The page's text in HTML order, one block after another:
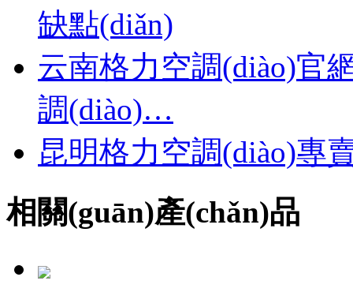
缺點(diǎn)
云南格力空調(diào)官
調(diào)…
昆明格力空調(diào)專
相關(guān)產(chǎn)品